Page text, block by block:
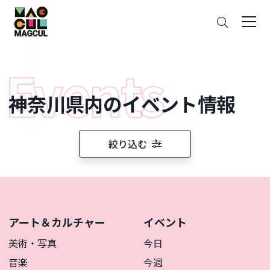
ン
テ
ン
ス
キ
ッ
神奈川県内のイベント情報
絞り込む
アート＆カルチャー
美術・写真
音楽
イベント
今日
今週